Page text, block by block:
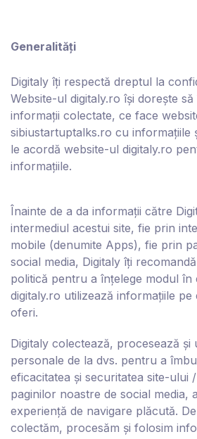
Generalități
Digitaly îți respectă dreptul la
Website-ul digitaly.ro își dorește
informații colectate, ce face
sibiustartuptalks.ro cu informațiile
le acordă website-ul digitaly.ro
informațiile.
Înainte de a da informații către
intermediul acestui site, fie prin
mobile (denumite Apps), fie prin
social media, Digitaly îți
politică pentru a înțelege modul în
digitaly.ro utilizează informațiile pe
oferi.
Digitaly colectează, procesează și
personale de la dvs. pentru a
eficacitatea și securitatea site-ului
paginilor noastre de social media,
experiență de navigare plăcută.
colectăm, procesăm și folosim